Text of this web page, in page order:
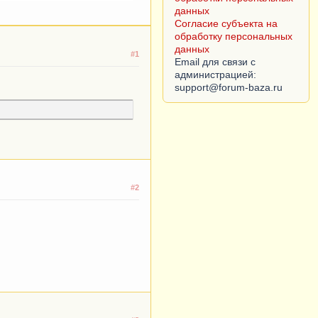
#1
#2
данных
Согласие субъекта на
обработку персональных
данных
Email для связи с
администрацией: